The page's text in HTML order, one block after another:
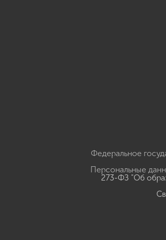
Федеральное
Персональные
273-ФЗ "Об